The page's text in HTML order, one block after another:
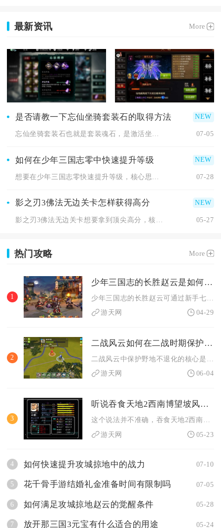
最新资讯 More
是否请教一下忘仙坐骑套装石的取得方法
忘仙坐骑套装石也就是套装魂石，是激活坐骑成套属性、解锁专属套... 07-05
如何在少年三国志零中快速提升等级
07-28
影之刃3佛法无边关卡怎样获得高分
05-27
热门攻略 More
1
少年三国志的长胜赵云是如何获取的
游天网
04-29
2
二战风云如何在二战时期保护野地不退化
游天网
06-04
3
听说吞食天地2西南博望坡风景很美这个说法准确吗
游天网
05-23
4 如何快速提升攻城掠地中的战力 07-10
5 花千骨手游结婚礼金准备时间有限制吗 07-05
6 如何满足攻城掠地赵云的觉醒条件 05-28
7 放开那三国3元宝有什么适合的用途 05-24